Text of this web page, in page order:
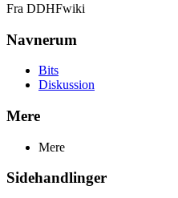
Fra DDHFwiki
Navnerum
Bits
Diskussion
Mere
Mere
Sidehandlinger